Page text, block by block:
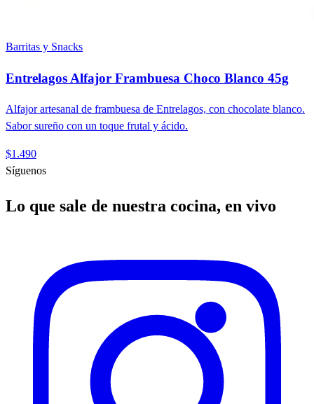
Barritas y Snacks
Entrelagos Alfajor Frambuesa Choco Blanco 45g
Alfajor artesanal de frambuesa de Entrelagos, con chocolate blanco.
Sabor sureño con un toque frutal y ácido.
$1.490
Síguenos
Lo que sale de nuestra cocina, en vivo